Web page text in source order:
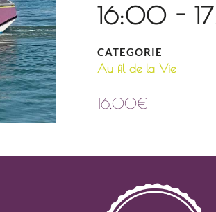
16:00 -
CATEGORIE
Au fil de la Vie
16,00€